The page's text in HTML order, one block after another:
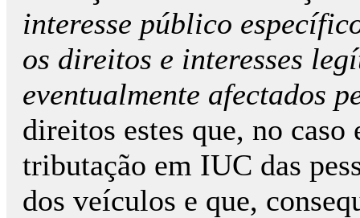
interesse público
os direitos e interesses
eventualmente afectados
direitos estes que, no caso
tributação em IUC das
dos veículos e que,